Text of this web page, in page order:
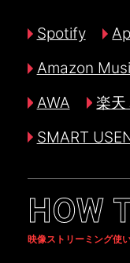
Spotify
Amazon
AWA
楽天
SMART
HOW
映像ストリーミング使